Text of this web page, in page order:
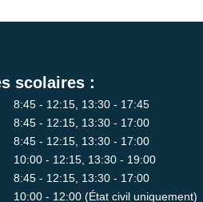
scolaires :
8:45 - 12:15, 13:30 - 17:45
8:45 - 12:15, 13:30 - 17:00
8:45 - 12:15, 13:30 - 17:00
10:00 - 12:15, 13:30 - 19:00
8:45 - 12:15, 13:30 - 17:00
10:00 - 12:00 (État civil uniquement)